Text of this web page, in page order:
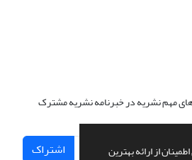
از ارائه بهترین
های مهم نشریه در خبرنامه نشریه مشترک
اشتراک